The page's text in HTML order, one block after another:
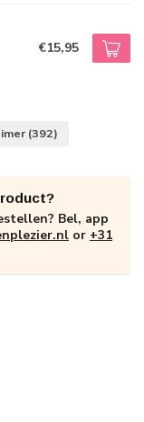
€15,95
(392)
Bel, app
or +31